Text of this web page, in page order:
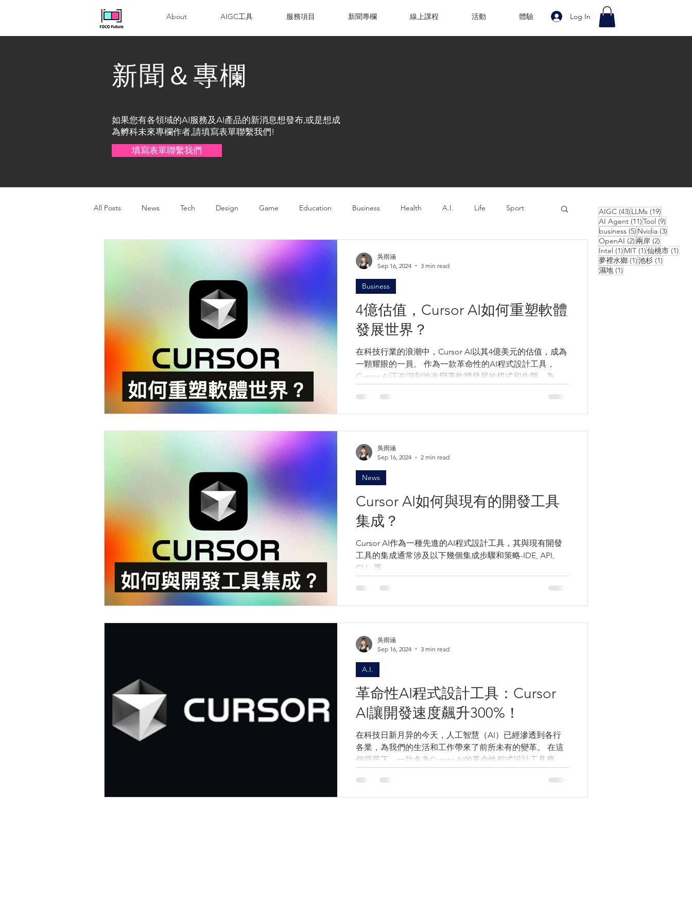
About AIGC工具 服務項目 新聞專欄 線上課程 活動 體驗 Log In
新聞＆專欄
如果您有各領域的AI服務及AI產品的新消息想發布,或是想成
為孵科未來專欄作者,請填寫表單聯繫我們!
填寫表單聯繫我們
All Posts News Tech Design Game Education Business Health A.I. Life Sport
4億估值，Cursor AI如何重塑軟體
發展世界？
在科技行業的浪潮中，Cursor AI以其4億美元的估值，成為
一顆耀眼的一員。 作為一款革命性的AI程式設計工具，
Cursor AI正在深刻地改變著軟體發展的模式和生態，為整
討Cursor AI如何重塑軟體發展世界。
Business
吳雨涵
Sep 16, 2024
3 min read
Cursor AI如何與現有的開發工具
集成？
Cursor AI作為一種先進的AI程式設計工具，其與現有開發
工具的集成通常涉及以下幾個集成步驟和策略-IDE, API,
CLI...等
News
吳雨涵
Sep 16, 2024
2 min read
革命性AI程式設計工具：Cursor
AI讓開發速度飆升300%！
在科技日新月异的今天，人工智慧（AI）已經滲透到各行
各業，為我們的生活和工作帶來了前所未有的變革。 在這
個背景下，一款名為Cursor AI的革命性程式設計工具應運
開發速度飆升300%，為整個行業帶來了一場深刻的革命。
A.I.
吳雨涵
Sep 16, 2024
3 min read
AIGC (43) 43 posts
LLMs (19)
AI Agent (11)11 posts
Tool (9)
business (5) 5 posts
Nvidia (3)
OpenAI (2)2 posts
兩岸 (2)
Intel (1) 1 post
MIT (1)1 post
仙桃市 (1)
夢裡水鄉 (1)1 post
池杉 (1)
濕地 (1)